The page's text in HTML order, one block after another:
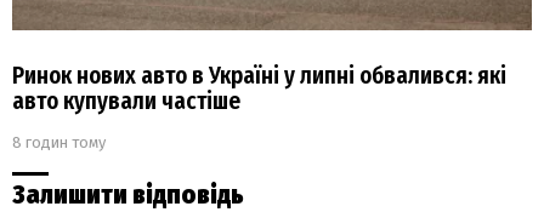
Ринок нових авто в Україні у липні обвалився: які
авто купували частіше
8 годин тому
Залишити відповідь